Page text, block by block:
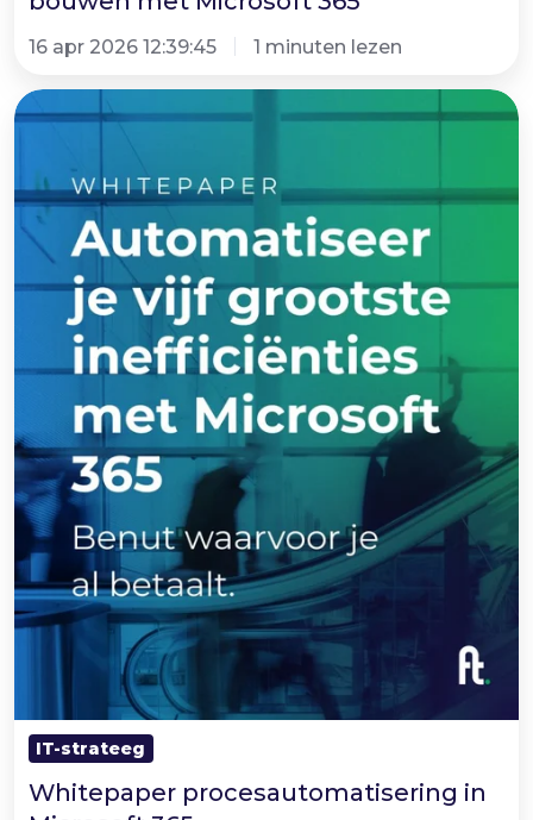
16 apr 2026 12:39:45 1 minuten lezen
Whitepaper
Microsoft
365
IT-strateeg
Whitepaper procesautomatisering in